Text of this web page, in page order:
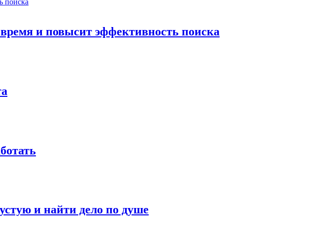
и повысит эффективность поиска
и найти дело по душе